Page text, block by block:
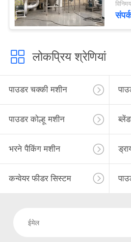
लोकप्रिय श्रेणियां
पाउडर चक्की मशीन
पाउडर कोल्हू मशीन
भरने पैकिंग मशीन
कन्वेयर फीडर सिस्टम